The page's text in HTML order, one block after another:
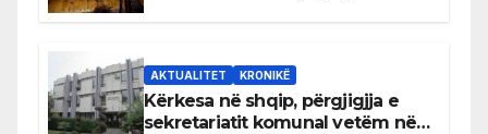
AKTUALITET KRONIKË
Kërkesa në shqip, përgjigjja e
sekretariatit komunal vetëm në